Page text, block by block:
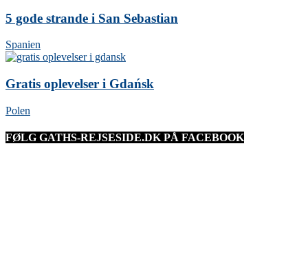
5 gode strande i San Sebastian
Spanien
Gratis oplevelser i Gdańsk
Polen
FØLG GATHS-REJSESIDE.DK PÅ FACEBOOK